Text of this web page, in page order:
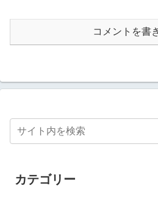
コメントを書
カテゴリー